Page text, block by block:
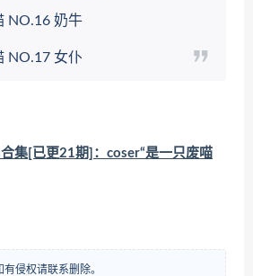
奶牛
女仆
集[已更21期]：coser“是一只废喵
侵权请联系删除。